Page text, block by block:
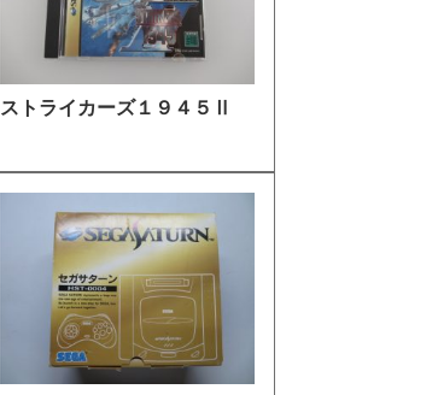
ストライカーズ１９４５Ⅱ